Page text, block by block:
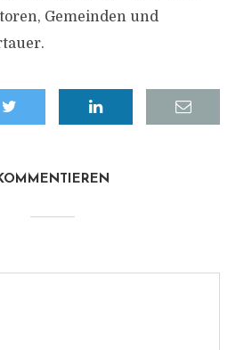
Gemeinden und